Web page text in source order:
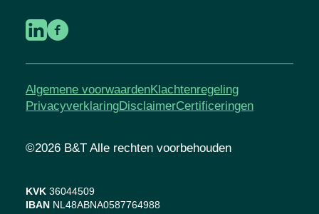
Algemene voorwaardenKlachtenregeling
PrivacyverklaringDisclaimerCertificeringen
©2026 B&T Alle rechten voorbehouden
KVK 36044509
IBAN NL48ABNA0587764988